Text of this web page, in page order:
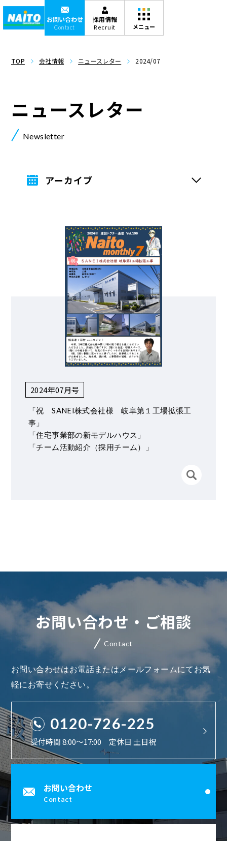
お問い合わせ
Contact
採用情報
Recruit
TOP 会社情報 ニュースレター 2024/07
Newsletter
ニュースレター
2024年07月号
「祝 SANEI株式会社様 岐阜第１工場拡張工
事」
「住宅事業部の新モデルハウス」
「チーム活動紹介（採用チーム）」
アーカイブ
お問い合わせはお電話またはメールフォームにてお気
軽にお寄せください。
Contact
お問い合わせ・ご相談
0120-726-225
受付時間 8:00〜17:00 定休日 土日祝
お問い合わせ
Contact